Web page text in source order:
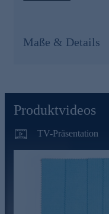
Reinigungskraft der
wird die
enormen Saugkraft ist
aller Oberflächen.
Im ganzen
Gleich heute noch
Maße & Details
Produktvideos
TV-Präsentation